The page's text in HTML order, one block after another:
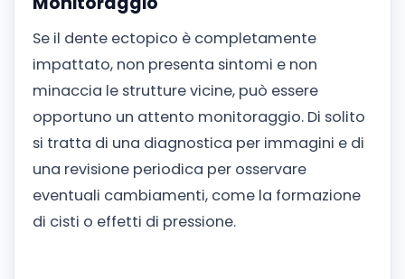
Se il dente ectopico è completamente
impattato, non presenta sintomi e non
minaccia le strutture vicine, può essere
opportuno un attento monitoraggio. Di solito
si tratta di una diagnostica per immagini e di
una revisione periodica per osservare
eventuali cambiamenti, come la formazione
di cisti o effetti di pressione.